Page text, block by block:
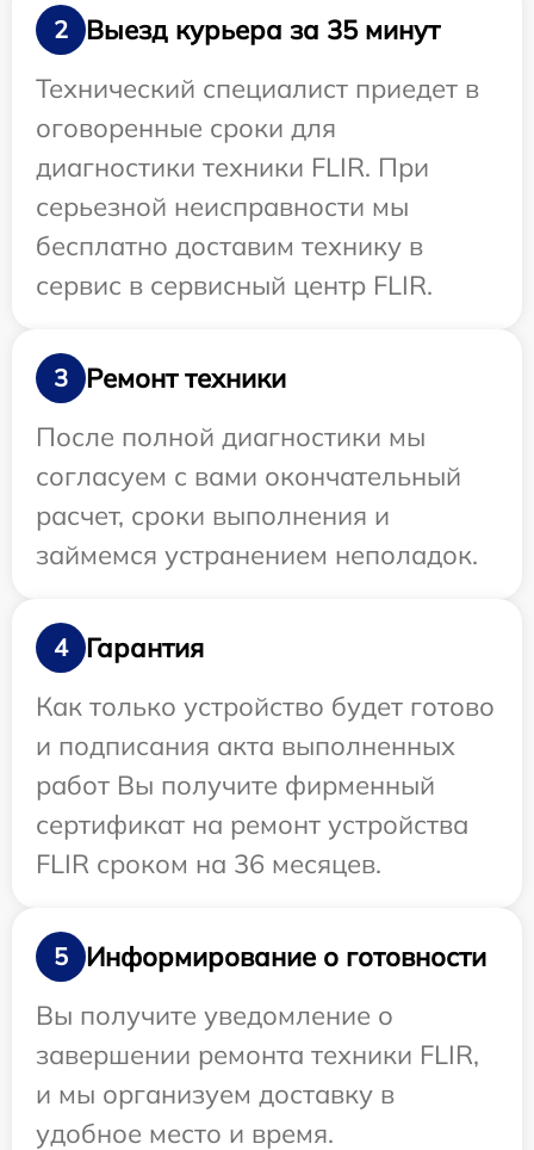
2
Выезд курьера за 35 минут
Технический специалист приедет в
оговоренные сроки для
диагностики техники FLIR. При
серьезной неисправности мы
бесплатно доставим технику в
сервис в сервисный центр FLIR.
3
Ремонт техники
После полной диагностики мы
согласуем с вами окончательный
расчет, сроки выполнения и
займемся устранением неполадок.
4
Гарантия
Как только устройство будет готово
и подписания акта выполненных
работ Вы получите фирменный
сертификат на ремонт устройства
FLIR сроком на 36 месяцев.
5
Информирование о готовности
Вы получите уведомление о
завершении ремонта техники FLIR,
и мы организуем доставку в
удобное место и время.